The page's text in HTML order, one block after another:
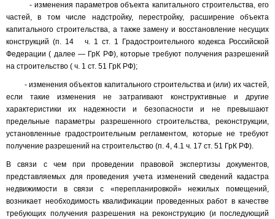
- изменения параметров объекта капитального строительства, его
частей, в том числе надстройку, перестройку, расширение объекта
капитального строительства, а также замену и восстановление несущих
конструкций (п. 14 ч. 1 ст. 1 Градостроительного кодекса Российской
Федерации ( далее — ГрК РФ), которые требуют получения разрешений
на строительство ( ч. 1 ст. 51 ГрК РФ);
- изменения объектов капитального строительства и (или) их частей,
если такие изменения не затрагивают конструктивные и другие
характеристики их надежности и безопасности и не превышают
предельные параметры разрешенного строительства, реконструкции,
установленные градостроительным регламентом, которые не требуют
получение разрешений на строительство (п. 4, 4.1 ч. 17 ст. 51 ГрК РФ).
В связи с чем при проведении правовой экспертизы документов,
представляемых для проведения учета изменений сведений кадастра
недвижимости в связи с «перепланировкой» нежилых помещений,
возникает необходимость квалификации проведенных работ в качестве
требующих получения разрешения на реконструкцию (и последующий